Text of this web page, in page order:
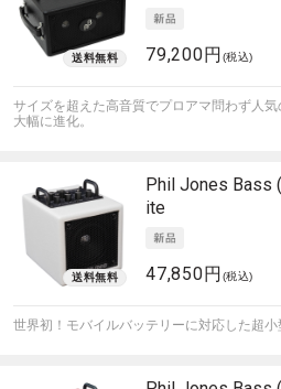
79,200円 (税込)
サイズを超えた高音質でプロアマ問わず人
大幅に進化。
Phil Jones Bass
ite
47,850円 (税込)
世界初！モバイルバッテリーに対応した超小